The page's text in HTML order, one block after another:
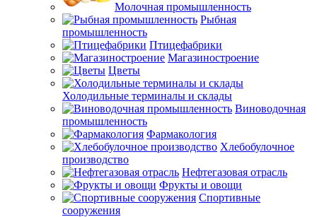
Молочная промышленность
Рыбная
промышленность
Птицефабрики
Магазиностроение
Цветы
Холодильные терминалы и склады
Виноводочная
промышленность
Фармакология
Хлебобулочное
производство
Нефтегазовая отрасль
Фрукты и овощи
Спортивные
сооружения